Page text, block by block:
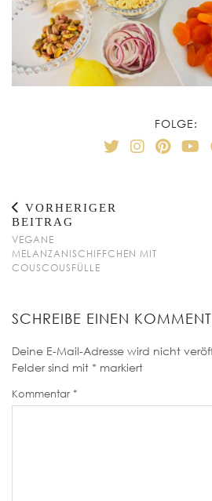
FOLGE:
VORHERIGER
BEITRAG
VEGANE
MELANZANISCHIFFCHEN MIT
COUSCOUSFÜLLE
SCHREIBE EINEN
Deine E-Mail-Adresse wird nicht
Felder sind mit * markiert
Kommentar *